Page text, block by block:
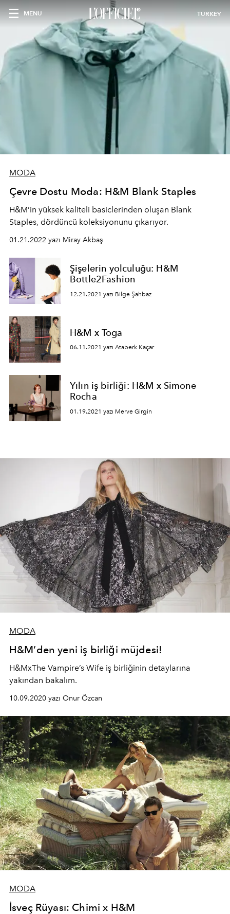
MENU TURKEY
MODA
Çevre Dostu Moda: H&M Blank Staples
H&M’in yüksek kaliteli basiclerinden oluşan Blank
Staples, dördüncü koleksiyonunu çıkarıyor.
01.21.2022 yazı Miray Akbaş
Şişelerin yolculuğu: H&M
Bottle2Fashion
12.21.2021 yazı Bilge Şahbaz
H&M x Toga
06.11.2021 yazı Ataberk Kaçar
Yılın iş birliği: H&M x Simone
Rocha
01.19.2021 yazı Merve Girgin
MODA
H&M’den yeni iş birliği müjdesi!
H&MxThe Vampire’s Wife iş birliğinin detaylarına
yakından bakalım.
10.09.2020 yazı Onur Özcan
MODA
İsveç Rüyası: Chimi x H&M